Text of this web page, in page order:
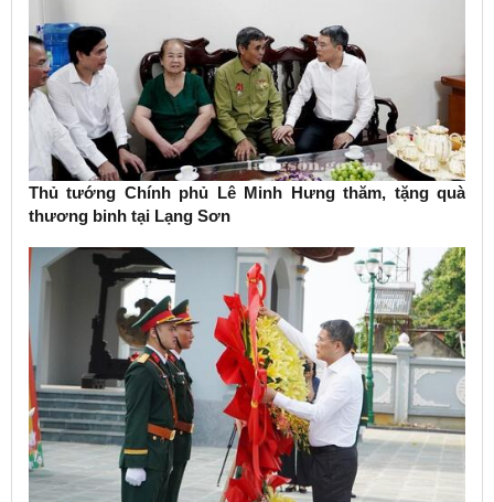
Thủ tướng Chính phủ Lê Minh Hưng thăm, tặng quà
thương binh tại Lạng Sơn